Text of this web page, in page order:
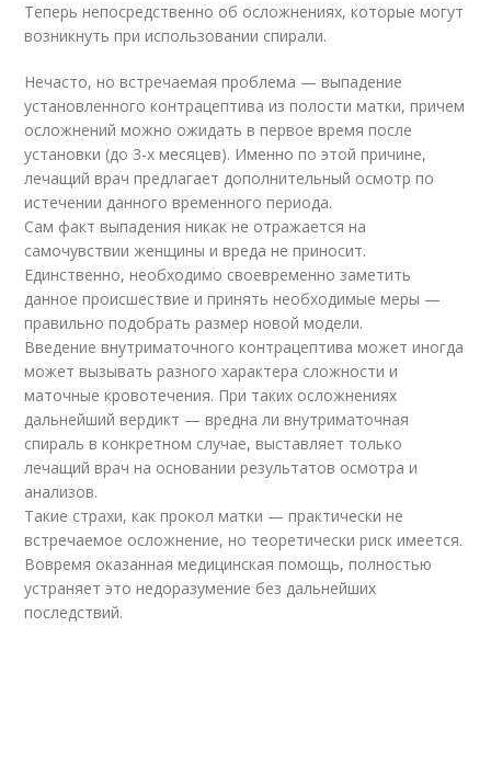
Теперь непосредственно об осложнениях, которые могут
возникнуть при использовании спирали.
Нечасто, но встречаемая проблема — выпадение
установленного контрацептива из полости матки, причем
осложнений можно ожидать в первое время после
установки (до 3-х месяцев). Именно по этой причине,
лечащий врач предлагает дополнительный осмотр по
истечении данного временного периода.
Сам факт выпадения никак не отражается на
самочувствии женщины и вреда не приносит.
Единственно, необходимо своевременно заметить
данное происшествие и принять необходимые меры —
правильно подобрать размер новой модели.
Введение внутриматочного контрацептива может иногда
может вызывать разного характера сложности и
маточные кровотечения. При таких осложнениях
дальнейший вердикт — вредна ли внутриматочная
спираль в конкретном случае, выставляет только
лечащий врач на основании результатов осмотра и
анализов.
Такие страхи, как прокол матки — практически не
встречаемое осложнение, но теоретически риск имеется.
Вовремя оказанная медицинская помощь, полностью
устраняет это недоразумение без дальнейших
последствий.